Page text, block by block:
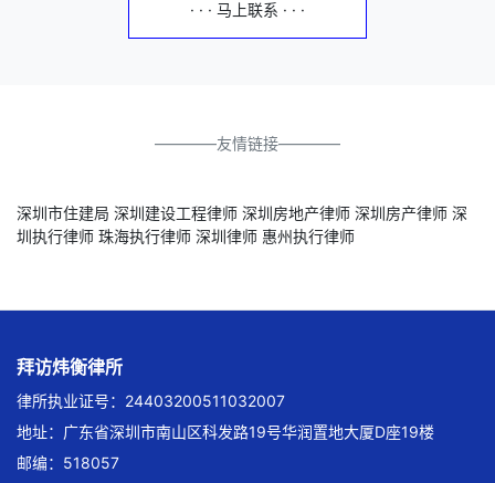
· · · 马上联系 · · ·
————友情链接————
深圳市住建局 深圳建设工程律师 深圳房地产律师 深圳房产律师 深
圳执行律师 珠海执行律师 深圳律师 惠州执行律师
拜访炜衡律所
律所执业证号：24403200511032007
地址：广东省深圳市南山区科发路19号华润置地大厦D座19楼
邮编：518057